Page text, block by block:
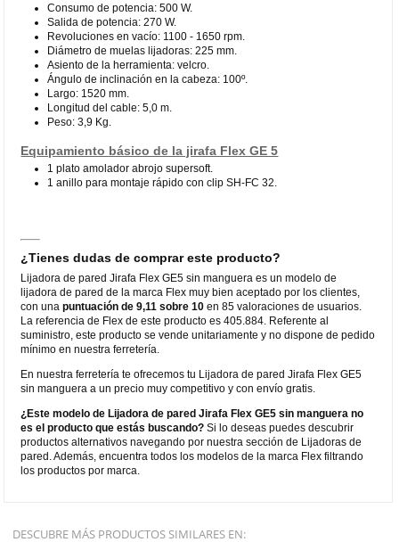
Consumo de potencia: 500 W.
Salida de potencia: 270 W.
Revoluciones en vacío: 1100 - 1650 rpm.
Diámetro de muelas lijadoras: 225 mm.
Asiento de la herramienta: velcro.
Ángulo de inclinación en la cabeza: 100º.
Largo: 1520 mm.
Longitud del cable: 5,0 m.
Peso: 3,9 Kg.
Equipamiento básico de la jirafa Flex GE 5
1 plato amolador abrojo supersoft.
1 anillo para montaje rápido con clip SH-FC 32.
¿Tienes dudas de comprar este producto?
Lijadora de pared Jirafa Flex GE5 sin manguera es un modelo de
lijadora de pared de la marca Flex muy bien aceptado por los clientes,
con unapuntuación de 9,11 sobre 10 en 85 valoraciones de usuarios.
La referencia de Flex de este producto es 405.884. Referente al
suministro, este producto se vende unitariamente y no dispone de pedido
mínimo en nuestra ferretería.
En nuestra ferretería te ofrecemos tu Lijadora de pared Jirafa Flex GE5
sin manguera a un precio muy competitivo y con envío gratis.
¿Este modelo de Lijadora de pared Jirafa Flex GE5 sin manguera no
es el producto que estás buscando? Si lo deseas puedes descubrir
productos alternativos navegando por nuestra sección de Lijadoras de
pared. Además, encuentra todos los modelos de la marca Flex filtrando
los productos por marca.
DESCUBRE MÁS PRODUCTOS SIMILARES EN: